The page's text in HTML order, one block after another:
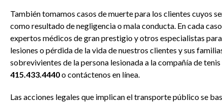
También tomamos casos de muerte para los clientes cuyos
como resultado de negligencia o mala conducta. En cada
expertos médicos de gran prestigio y otros especialistas
lesiones o pérdida de la vida de nuestros clientes y sus
sobrevivientes de la persona lesionada a la compañía de
415.433.4440o contáctenos en línea.
Las acciones legales que implican el transporte público se